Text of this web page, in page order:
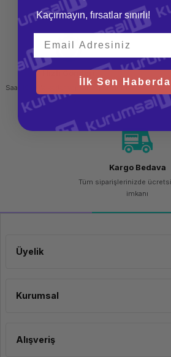
teslim al
Saat 15.00'a kadar yapılan siparişlerde
aynı gün kargo imkanı
Kargo Bedava
Tüm siparişlerinizde
imkanı
Üyelik
Kurumsal
Alışveriş
Kaçırmayın, fırsatlar sınırlı!
İlk Sen